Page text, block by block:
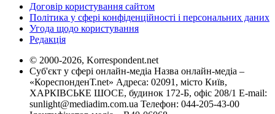
Договір користування сайтом
Політика у сфері конфіденційності і персональних даних
Угода щодо користування
Редакція
© 2000-2026, Korrespondent.net
Суб'єкт у сфері онлайн-медіа Назва онлайн-медіа –
«КореспонденТ.net» Адреса: 02091, місто Київ,
ХАРКІВСЬКЕ ШОСЕ, будинок 172-Б, офіс 208/1 E-mail:
sunlight@mediadim.com.ua Телефон: 044-205-43-00